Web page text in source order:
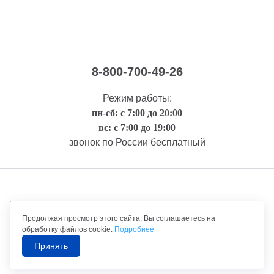
8-800-700-49-26
Режим работы:
пн-сб: с 7:00 до 20:00
вс: с 7:00 до 19:00
звонок по России бесплатный
Правовая информация
©1992-2026 ТрансТехСервис – продажа и обслуживание автомобилей.
Продолжая просмотр этого сайта, Вы соглашаетесь на
обработку файлов cookie. Подробнее
Принять